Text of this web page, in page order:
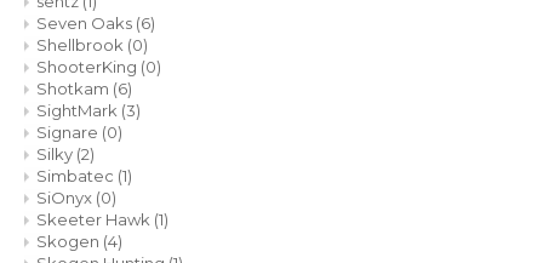
Seven Oaks (6)
Shellbrook (0)
ShooterKing (0)
Shotkam (6)
SightMark (3)
Signare (0)
Silky (2)
Simbatec (1)
SiOnyx (0)
Skeeter Hawk (1)
Skogen (4)